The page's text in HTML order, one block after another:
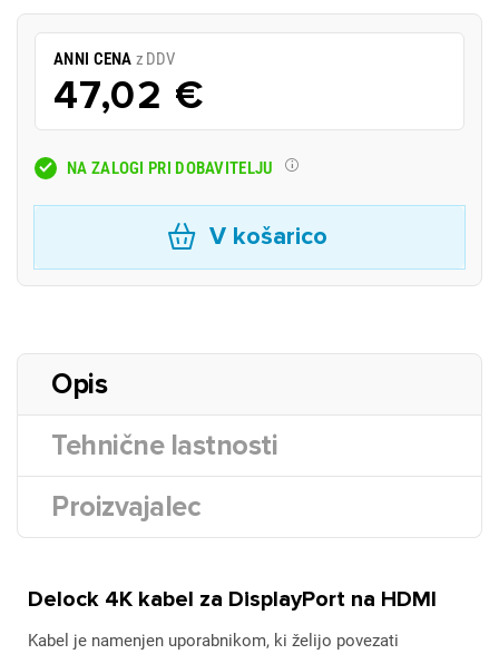
ANNI CENA z DDV
47,02 €
NA ZALOGI PRI DOBAVITELJU
V košarico
Opis
Tehnične lastnosti
Proizvajalec
Delock 4K kabel za DisplayPort na HDMI
Kabel je namenjen uporabnikom, ki želijo povezati